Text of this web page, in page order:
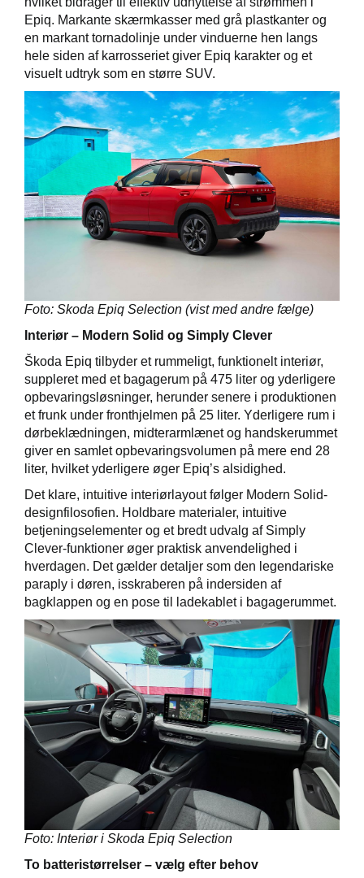
Epiq. Markante skærmkasser med grå plastkanter og
en markant tornadolinje under vinduerne hen langs
hele siden af karrosseriet giver Epiq karakter og et
visuelt udtryk som en større SUV.
Foto: Skoda Epiq Selection (vist med andre fælge)
Interiør – Modern Solid og Simply Clever
Škoda Epiq tilbyder et rummeligt, funktionelt interiør,
suppleret med et bagagerum på 475 liter og yderligere
opbevaringsløsninger, herunder senere i produktionen
et frunk under fronthjelmen på 25 liter. Yderligere rum i
dørbeklædningen, midterarmlænet og handskerummet
giver en samlet opbevaringsvolumen på mere end 28
liter, hvilket yderligere øger Epiq’s alsidighed.
Det klare, intuitive interiørlayout følger Modern Solid-
designfilosofien. Holdbare materialer, intuitive
betjeningselementer og et bredt udvalg af Simply
Clever-funktioner øger praktisk anvendelighed i
hverdagen. Det gælder detaljer som den legendariske
paraply i døren, isskraberen på indersiden af
bagklappen og en pose til ladekablet i bagagerummet.
Foto: Interiør i Skoda Epiq Selection
To batteristørrelser – vælg efter behov